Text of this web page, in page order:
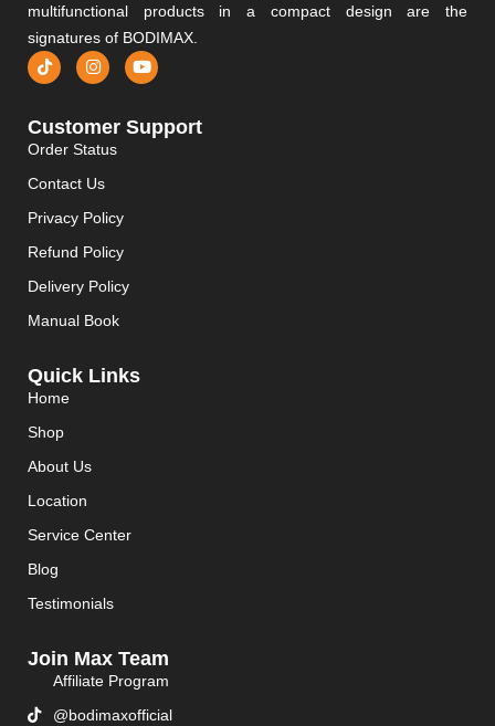
multifunctional products in a compact design are the
signatures of BODIMAX.
Customer Support
Order Status
Contact Us
Privacy Policy
Refund Policy
Delivery Policy
Manual Book
Quick Links
Home
Shop
About Us
Location
Service Center
Blog
Testimonials
Join Max Team
Affiliate Program
@bodimaxofficial